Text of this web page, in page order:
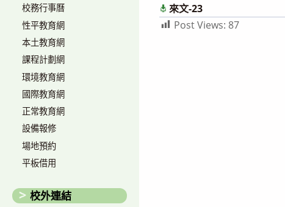
來文-23
Post Views: 87
校務行事曆
性平教育網
本土教育網
課程計劃網
環境教育網
國際教育網
正常教育網
設備報修
場地預約
平板借用
校外連結